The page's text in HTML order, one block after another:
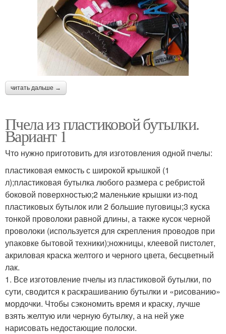
читать дальше →
Пчела из пластиковой бутылки.
Вариант 1
Что нужно приготовить для изготовления одной пчелы:
пластиковая емкость с широкой крышкой (1
л);пластиковая бутылка любого размера с ребристой
боковой поверхностью;2 маленькие крышки из-под
пластиковых бутылок или 2 большие пуговицы;3 куска
тонкой проволоки равной длины, а также кусок черной
проволоки (используется для cкрепления проводов при
упаковке бытовой техники);ножницы, клеевой пистолет,
акриловая краска желтого и черного цвета, бесцветный
лак.
1. Все изготовление пчелы из пластиковой бутылки, по
сути, сводится к раскрашиванию бутылки и «рисованию»
мордочки. Чтобы сэкономить время и краску, лучше
взять желтую или черную бутылку, а на ней уже
нарисовать недостающие полоски.